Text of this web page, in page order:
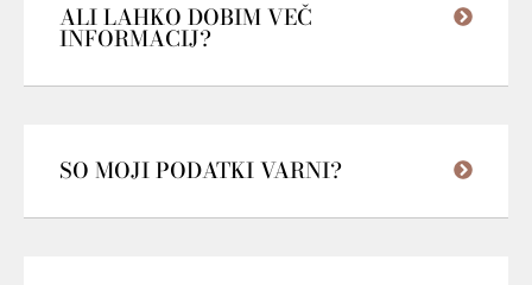
ALI LAHKO DOBIM VEČ
INFORMACIJ?
SO MOJI PODATKI VARNI?